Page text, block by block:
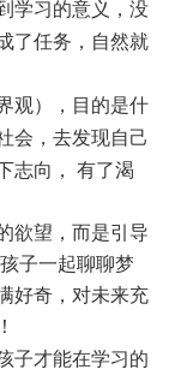
学习的意义，没
了任务，自然就
观），目的是什
会，去发现自己
志向，
有了渴
欲望，而是引导
子一起聊聊梦
好奇，对未来充
子才能在学习的